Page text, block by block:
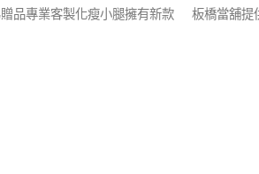
品專業客製化瘦小腿擁有新款
板橋當舖提